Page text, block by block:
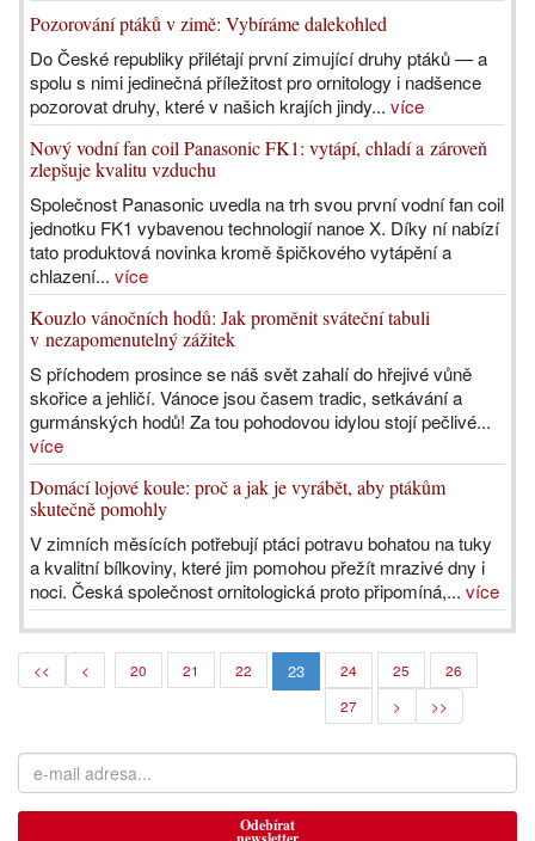
Pozorování ptáků v zimě: Vybíráme dalekohled
Do České republiky přilétají první zimující druhy ptáků — a
spolu s nimi jedinečná příležitost pro ornitology i nadšence
pozorovat druhy, které v našich krajích jindy... více
Nový vodní fan coil Panasonic FK1: vytápí, chladí a zároveň
zlepšuje kvalitu vzduchu
Společnost Panasonic uvedla na trh svou první vodní fan coil
jednotku FK1 vybavenou technologií nanoe X. Díky ní nabízí
tato produktová novinka kromě špičkového vytápění a
chlazení... více
Kouzlo vánočních hodů: Jak proměnit sváteční tabuli
v nezapomenutelný zážitek
S příchodem prosince se náš svět zahalí do hřejivé vůně
skořice a jehličí. Vánoce jsou časem tradic, setkávání a
gurmánských hodů! Za tou pohodovou idylou stojí pečlivé...
více
Domácí lojové koule: proč a jak je vyrábět, aby ptákům
skutečně pomohly
V zimních měsících potřebují ptáci potravu bohatou na tuky
a kvalitní bílkoviny, které jim pomohou přežít mrazivé dny i
noci. Česká společnost ornitologická proto připomíná,... více
<< < 20 21 22 23 24 25
26
27
> >>
Odebírat